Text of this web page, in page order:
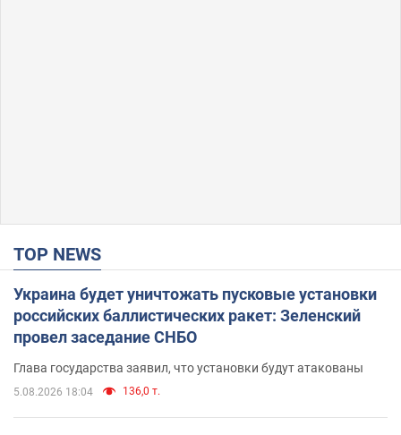
TOP NEWS
Украина будет уничтожать пусковые установки
российских баллистических ракет: Зеленский
провел заседание СНБО
Глава государства заявил, что установки будут атакованы
5.08.2026 18:04 136,0 т.